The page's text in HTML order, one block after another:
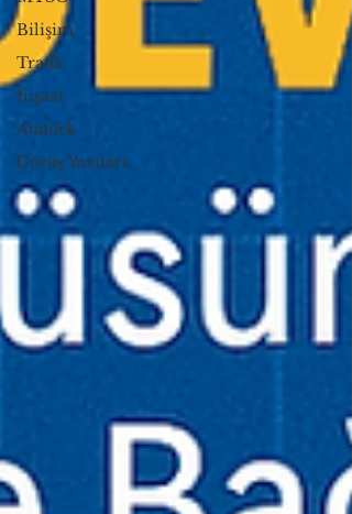
Bilişim
Trafik
İnşaat
Atatürk
Görüş Yazıları